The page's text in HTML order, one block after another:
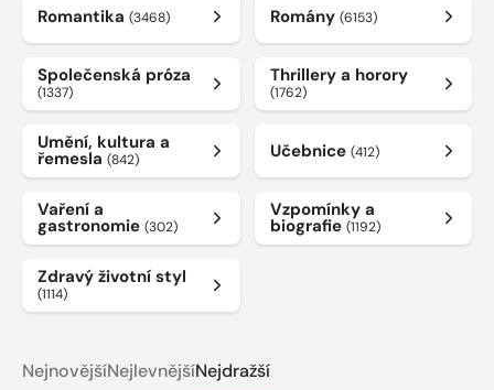
Romantika (3468) Romány (6153)
Společenská próza
(1337)
Thrillery a horory
(1762)
Umění, kultura a
řemesla (842) Učebnice (412)
Vaření a
gastronomie (302)
Vzpomínky a
biografie (1192)
Zdravý životní styl
(1114)
NejnovějšíNejlevnějšíNejdražší